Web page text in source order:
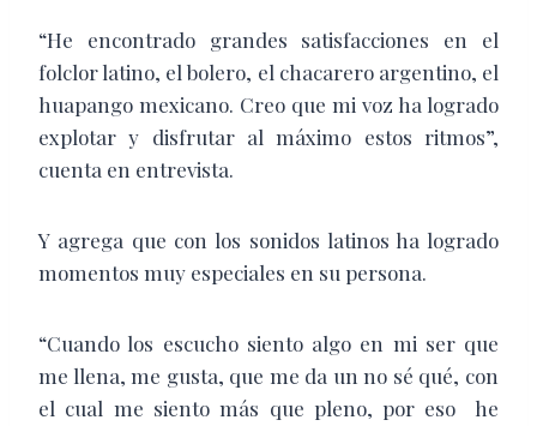
“He encontrado grandes satisfacciones en el
folclor latino, el bolero, el chacarero argentino, el
huapango mexicano. Creo que mi voz ha logrado
explotar y disfrutar al máximo estos ritmos”,
cuenta en entrevista.
Y agrega que con los sonidos latinos ha logrado
momentos muy especiales en su persona.
“Cuando los escucho siento algo en mi ser que
me llena, me gusta, que me da un no sé qué, con
el cual me siento más que pleno, por eso he